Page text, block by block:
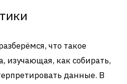
что такое
изучающая, как собирать,
данные. В